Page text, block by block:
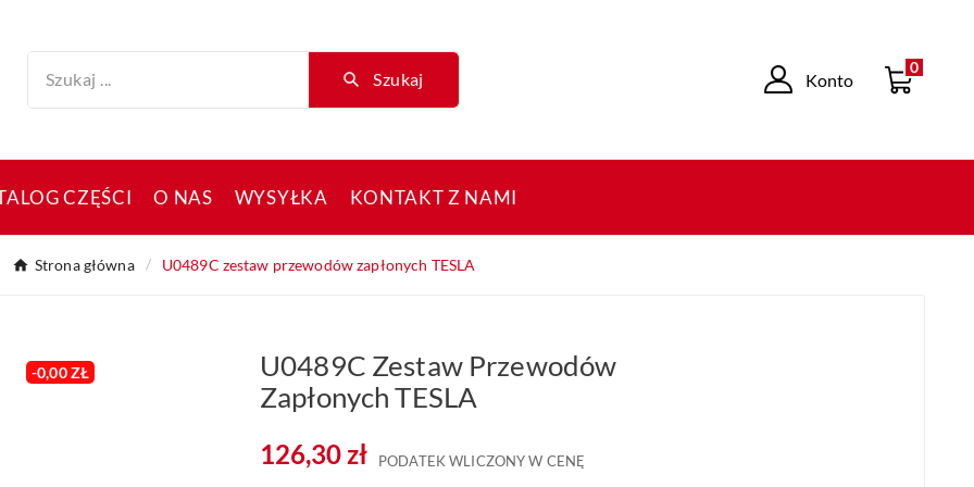
Szukaj Konto
0
CZĘŚCI O NAS WYSYŁKA KONTAKT Z NAMI
Strona główna U0489C zestaw przewodów zapłonych TESLA
-0,00 ZŁ
U0489C Zestaw Przewodów
Zapłonych TESLA
126,30 zł PODATEK WLICZONY W CENĘ